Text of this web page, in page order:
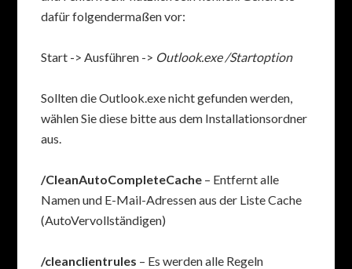
dafür folgendermaßen vor:
Start -> Ausführen -> Outlook.exe /Startoption
Sollten die Outlook.exe nicht gefunden werden,
wählen Sie diese bitte aus dem Installationsordner
aus.
/CleanAutoCompleteCache – Entfernt alle
Namen und E-Mail-Adressen aus der Liste Cache
(AutoVervollständigen)
/cleanclientrules – Es werden alle Regeln